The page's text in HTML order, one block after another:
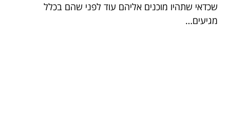
שכדאי שתהיו מוכנים אליהם עוד לפני שהם בכלל
מגיעים…